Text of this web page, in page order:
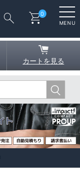
カートを見る
MENU
search shopping_cart0